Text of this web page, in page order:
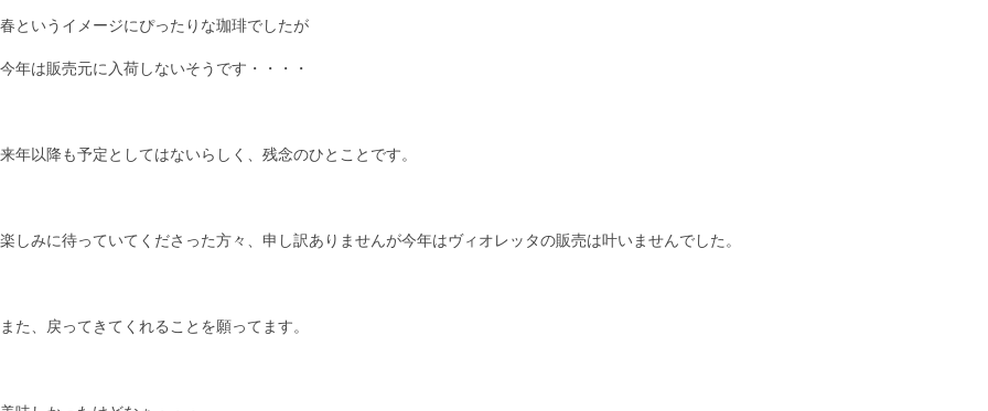
春というイメージにぴったりな珈琲でしたが
今年は販売元に入荷しないそうです・・・・
来年以降も予定としてはないらしく、残念のひとことです。
楽しみに待っていてくださった方々、申し訳ありませんが今年はヴィオレッタの販売は叶いませんでした。
また、戻ってきてくれることを願ってます。